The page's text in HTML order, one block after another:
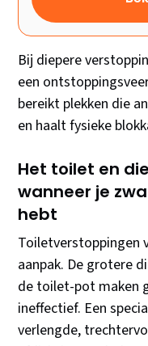
Bij diepere
een
bereikt plekken die
en haalt fysieke
Het toilet en
wanneer je
hebt
Toiletverstoppingen
aanpak. De grotere
de toilet-pot maken
ineffectief. Een
verlengde,